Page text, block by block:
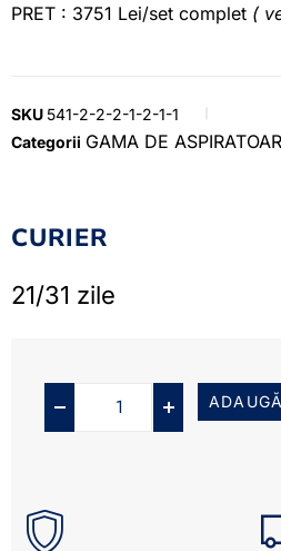
PRET : 3751 Lei/set complet (
SKU 541-2-2-2-1-2-1-1
Categorii GAMA DE
CURIER
21/31 zile